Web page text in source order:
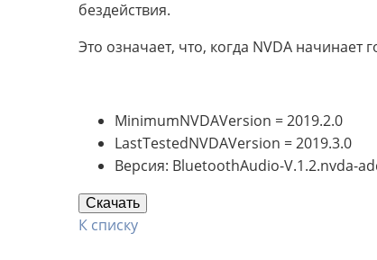
бездействия.
Это означает, что, когда NVDA начинает
MinimumNVDAVersion = 2019.2.0
LastTestedNVDAVersion = 2019.3.0
Версия: BluetoothAudio-V.1.2.nvda-
Скачать
К списку